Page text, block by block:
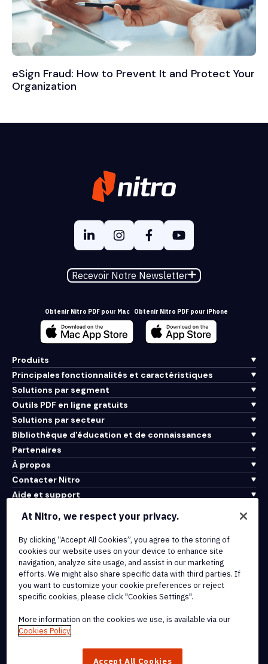
eSign Fraud: How to Prevent It and Protect Your
Organization
Recevoir Notre Newsletter
Obtenir Nitro PDF pour Mac Obtenir Nitro PDF pour iPhone
Produits
Principales fonctionnalités et caractéristiques
Solutions par segment
Outils PDF en ligne gratuits
Solutions par secteur
Bibliothèque d'éducation et de connaissances
Partenaires
À propos
Contacter Nitro
Aide et support
Conditions d'utilisation
Politique de cookies
Politique de copyright
Toutes les conditions et politiques
At Nitro, we respect your privacy.
By clicking “Accept All Cookies”, you agree to the storing of
cookies our website uses on your device to enhance site
navigation, analyze site usage, and assist in our marketing
efforts. We might also share specific data with third parties. If
you want to customize your cookie preferences or reject
specific cookies, please click "Cookies Settings".
More information on the cookies we use, is available via our
Cookies Policy
Accept All Cookies